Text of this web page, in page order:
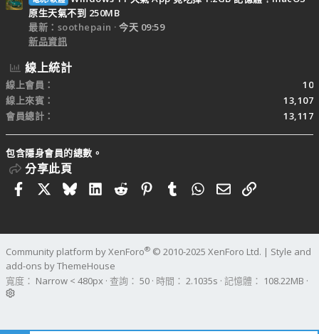
原生天氣不到 250MB
最新：soothepain
今天 09:59
新品資訊
線上統計
線上會員
10
線上來賓
13,107
會員總計
13,117
包含隱身會員的總數。
分享此頁
FacebookBlueskyLinkedIn
RedditPinterestTumblrWhatsApp
電子郵件
連結
Community platform by XenForo® © 2010-2025 XenForo Ltd. | Style and
add-ons by ThemeHouse
寬度
查詢 50 時間 2.1035s 記憶體 108.22MB